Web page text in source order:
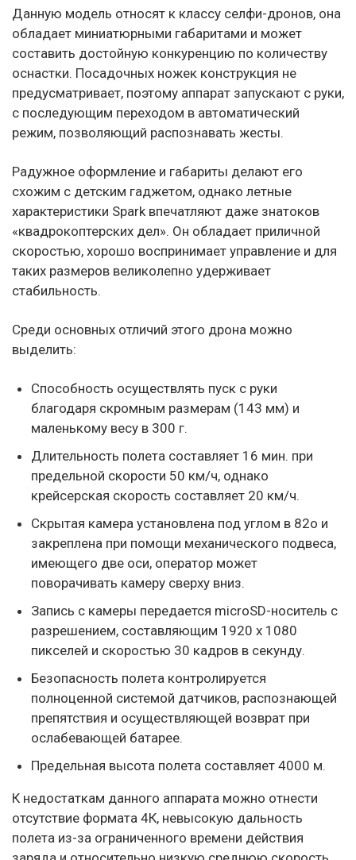
Данную модель относят к классу селфи-дронов, она
обладает миниатюрными габаритами и может
составить достойную конкуренцию по количеству
оснастки. Посадочных ножек конструкция не
предусматривает, поэтому аппарат запускают с руки,
с последующим переходом в автоматический
режим, позволяющий распознавать жесты.
Радужное оформление и габариты делают его
схожим с детским гаджетом, однако летные
характеристики Spark впечатляют даже знатоков
«квадрокоптерских дел». Он обладает приличной
скоростью, хорошо воспринимает управление и для
таких размеров великолепно удерживает
стабильность.
Среди основных отличий этого дрона можно
выделить:
Способность осуществлять пуск с руки
благодаря скромным размерам (143 мм) и
маленькому весу в 300 г.
Длительность полета составляет 16 мин. при
предельной скорости 50 км/ч, однако
крейсерская скорость составляет 20 км/ч.
Скрытая камера установлена под углом в 82о и
закреплена при помощи механического подвеса,
имеющего две оси, оператор может
поворачивать камеру сверху вниз.
Запись с камеры передается microSD-носитель с
разрешением, составляющим 1920 x 1080
пикселей и скоростью 30 кадров в секунду.
Безопасность полета контролируется
полноценной системой датчиков, распознающей
препятствия и осуществляющей возврат при
ослабевающей батарее.
Предельная высота полета составляет 4000 м.
К недостаткам данного аппарата можно отнести
отсутствие формата 4К, невысокую дальность
полета из-за ограниченного времени действия